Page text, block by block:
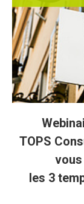
TOPS
les 3